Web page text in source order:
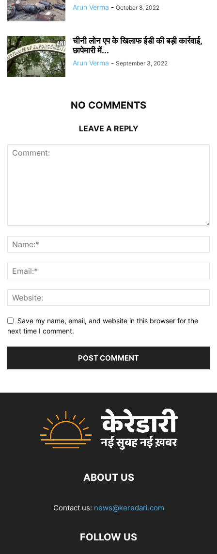
Arun Verma - October 8, 2022
चीनी लोन एप के खिलाफ ईडी की बड़ी कार्रवाई,
छापेमारी में...
Arun Verma - September 3, 2022
NO COMMENTS
LEAVE A REPLY
Save my name, email, and website in this browser for the
next time I comment.
ABOUT US
Contact us: news@keredari.com
FOLLOW US